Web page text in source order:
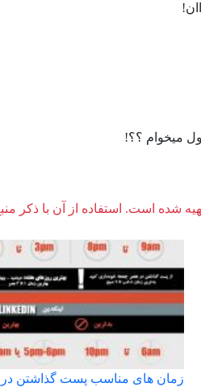
میخوام ؟؟!
شده است. استفاده از آن با ذکر
زمان های مناسب پست گذاشتن